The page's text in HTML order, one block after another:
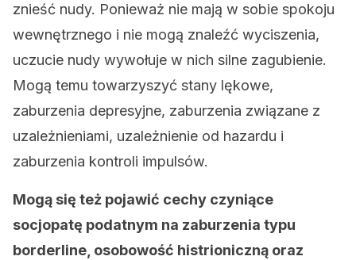
znieść nudy. Ponieważ nie mają w sobie spokoju
wewnętrznego i nie mogą znaleźć wyciszenia,
uczucie nudy wywołuje w nich silne zagubienie.
Mogą temu towarzyszyć stany lękowe,
zaburzenia depresyjne, zaburzenia związane z
uzależnieniami, uzależnienie od hazardu i
zaburzenia kontroli impulsów.
Mogą się też pojawić cechy czyniące
socjopatę podatnym na zaburzenia typu
borderline, osobowość histrioniczną oraz